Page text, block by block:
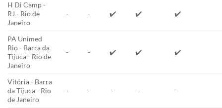
H Di Camp -
RJ - Rio de
Janeiro
- - ✔️ ✔️ ✔️
PA Unimed
Rio - Barra da
Tijuca - Rio de
Janeiro
- - ✔️ ✔️ ✔️
Vitória - Barra
da Tijuca - Rio
de Janeiro
- - - - -